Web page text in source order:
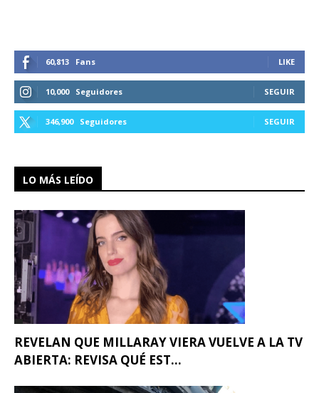
60,813 Fans LIKE
10,000 Seguidores SEGUIR
346,900 Seguidores SEGUIR
LO MÁS LEÍDO
REVELAN QUE MILLARAY VIERA VUELVE A LA TV
ABIERTA: REVISA QUÉ EST...